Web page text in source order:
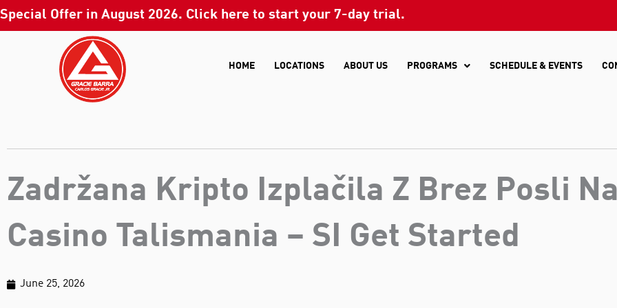
Skip
to
Special Offer in August 2026. Click here to start your 7-day trial.
HOME LOCATIONS ABOUT US PROGRAMS SCHEDULE & EVENTS
Zadržana Kripto Izplačila Z Brez Posli
Casino Talismania – SI Get Started
June 25, 2026